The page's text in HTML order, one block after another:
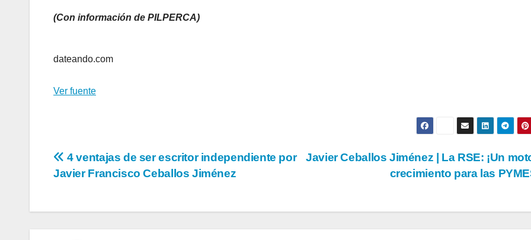
(Con información de PILPERCA)
dateando.com
Ver fuente
Navegación
entradas
Javier Ceballos Jiménez | La RSE: ¡Un
crecimiento para las
4 ventajas de ser escritor independiente por
Javier Francisco Ceballos Jiménez